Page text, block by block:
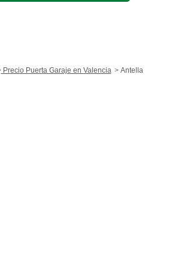
Precio Puerta Garaje en Valencia Antella